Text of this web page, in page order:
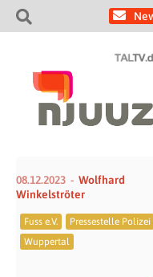
08.12.2023
Wolfhard
Winkelströter
Fuss e.V. Pressestelle Polizei
Wuppertal